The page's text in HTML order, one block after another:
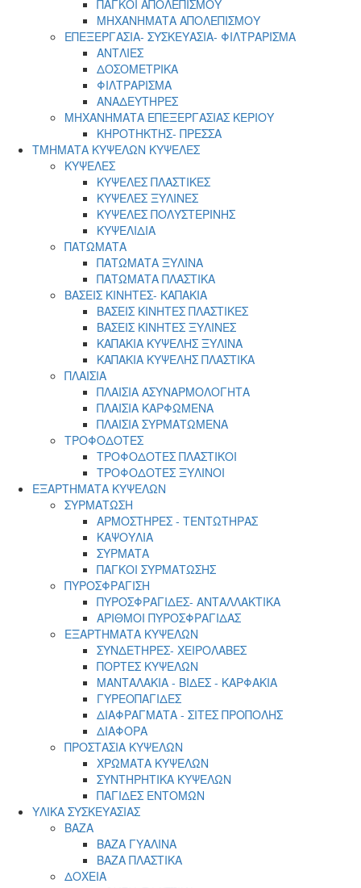
ΠΑΓΚΟΙ ΑΠΟΛΕΠΙΣΜΟΥ
ΜΗΧΑΝΗΜΑΤΑ ΑΠΟΛΕΠΙΣΜΟΥ
ΕΠΕΞΕΡΓΑΣΙΑ- ΣΥΣΚΕΥΑΣΙΑ- ΦΙΛΤΡΑΡΙΣΜΑ
ΑΝΤΛΙΕΣ
ΔΟΣΟΜΕΤΡΙΚΑ
ΦΙΛΤΡΑΡΙΣΜΑ
ΑΝΑΔΕΥΤΗΡΕΣ
ΜΗΧΑΝΗΜΑΤΑ ΕΠΕΞΕΡΓΑΣΙΑΣ ΚΕΡΙΟΥ
ΚΗΡΟΤΗΚΤΗΣ- ΠΡΕΣΣΑ
ΤΜΗΜΑΤΑ ΚΥΨΕΛΩΝ ΚΥΨΕΛΕΣ
ΚΥΨΕΛΕΣ
ΚΥΨΕΛΕΣ ΠΛΑΣΤΙΚΕΣ
ΚΥΨΕΛΕΣ ΞΥΛΙΝΕΣ
ΚΥΨΕΛΕΣ ΠΟΛΥΣΤΕΡΙΝΗΣ
ΚΥΨΕΛΙΔΙΑ
ΠΑΤΩΜΑΤΑ
ΠΑΤΩΜΑΤΑ ΞΥΛΙΝΑ
ΠΑΤΩΜΑΤΑ ΠΛΑΣΤΙΚΑ
ΒΑΣΕΙΣ ΚΙΝΗΤΕΣ- ΚΑΠΑΚΙΑ
ΒΑΣΕΙΣ ΚΙΝΗΤΕΣ ΠΛΑΣΤΙΚΕΣ
ΒΑΣΕΙΣ ΚΙΝΗΤΕΣ ΞΥΛΙΝΕΣ
ΚΑΠΑΚΙΑ ΚΥΨΕΛΗΣ ΞΥΛΙΝΑ
ΚΑΠΑΚΙΑ ΚΥΨΕΛΗΣ ΠΛΑΣΤΙΚΑ
ΠΛΑΙΣΙΑ
ΠΛΑΙΣΙΑ ΑΣΥΝΑΡΜΟΛΟΓΗΤΑ
ΠΛΑΙΣΙΑ ΚΑΡΦΩΜΕΝΑ
ΠΛΑΙΣΙΑ ΣΥΡΜΑΤΩΜΕΝΑ
ΤΡΟΦΟΔΟΤΕΣ
ΤΡΟΦΟΔΟΤΕΣ ΠΛΑΣΤΙΚΟΙ
ΤΡΟΦΟΔΟΤΕΣ ΞΥΛΙΝΟΙ
ΕΞΑΡΤΗΜΑΤΑ ΚΥΨΕΛΩΝ
ΣΥΡΜΑΤΩΣΗ
ΑΡΜΟΣΤΗΡΕΣ - ΤΕΝΤΩΤΗΡΑΣ
ΚΑΨΟΥΛΙΑ
ΣΥΡΜΑΤΑ
ΠΑΓΚΟΙ ΣΥΡΜΑΤΩΣΗΣ
ΠΥΡΟΣΦΡΑΓΙΣΗ
ΠΥΡΟΣΦΡΑΓΙΔΕΣ- ΑΝΤΑΛΛΑΚΤΙΚΑ
ΑΡΙΘΜΟΙ ΠΥΡΟΣΦΡΑΓΙΔΑΣ
ΕΞΑΡΤΗΜΑΤΑ ΚΥΨΕΛΩΝ
ΣΥΝΔΕΤΗΡΕΣ- ΧΕΙΡΟΛΑΒΕΣ
ΠΟΡΤΕΣ ΚΥΨΕΛΩΝ
ΜΑΝΤΑΛΑΚΙΑ - ΒΙΔΕΣ - ΚΑΡΦΑΚΙΑ
ΓΥΡΕΟΠΑΓΙΔΕΣ
ΔΙΑΦΡΑΓΜΑΤΑ - ΣΙΤΕΣ ΠΡΟΠΟΛΗΣ
ΔΙΑΦΟΡΑ
ΠΡΟΣΤΑΣΙΑ ΚΥΨΕΛΩΝ
ΧΡΩΜΑΤΑ ΚΥΨΕΛΩΝ
ΣΥΝΤΗΡΗΤΙΚΑ ΚΥΨΕΛΩΝ
ΠΑΓΙΔΕΣ ΕΝΤΟΜΩΝ
ΥΛΙΚΑ ΣΥΣΚΕΥΑΣΙΑΣ
ΒΑΖΑ
ΒΑΖΑ ΓΥΑΛΙΝΑ
ΒΑΖΑ ΠΛΑΣΤΙΚΑ
ΔΟΧΕΙΑ